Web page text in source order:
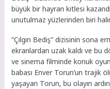
büyük bir hayran kitlesi
unutulmaz yüzlerinden biri
“Çılgın Bediş” dizisinin sona
ekranlardan uzak kaldı ve bu
ve sinema filminde konuk
babası Enver Torun’un trajik
yaşayan Torun, bu olayın